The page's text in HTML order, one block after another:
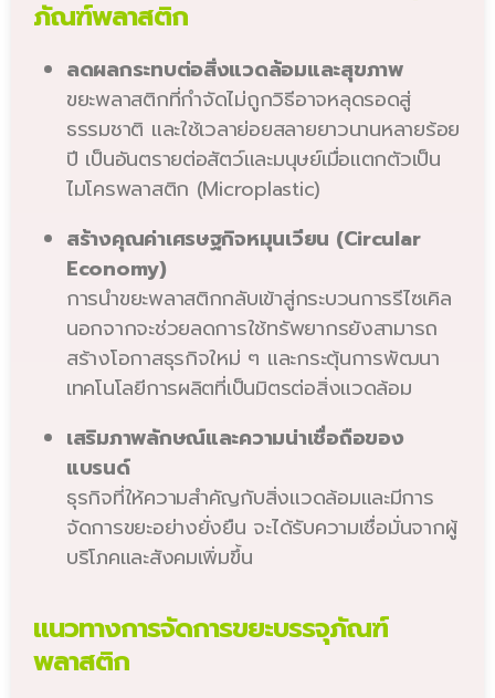
ภัณฑ์พลาสติก
ลดผลกระทบต่อสิ่งแวดล้อมและสุขภาพ
ขยะพลาสติกที่กำจัดไม่ถูกวิธีอาจหลุดรอดสู่
ธรรมชาติ และใช้เวลาย่อยสลายยาวนานหลายร้อย
ปี เป็นอันตรายต่อสัตว์และมนุษย์เมื่อแตกตัวเป็น
ไมโครพลาสติก (Microplastic)
สร้างคุณค่าเศรษฐกิจหมุนเวียน (Circular
Economy)
การนำขยะพลาสติกกลับเข้าสู่กระบวนการรีไซเคิล
นอกจากจะช่วยลดการใช้ทรัพยากรยังสามารถ
สร้างโอกาสธุรกิจใหม่ ๆ และกระตุ้นการพัฒนา
เทคโนโลยีการผลิตที่เป็นมิตรต่อสิ่งแวดล้อม
เสริมภาพลักษณ์และความน่าเชื่อถือของ
แบรนด์
ธุรกิจที่ให้ความสำคัญกับสิ่งแวดล้อมและมีการ
จัดการขยะอย่างยั่งยืน จะได้รับความเชื่อมั่นจากผู้
บริโภคและสังคมเพิ่มขึ้น
แนวทางการจัดการขยะบรรจุภัณฑ์
พลาสติก